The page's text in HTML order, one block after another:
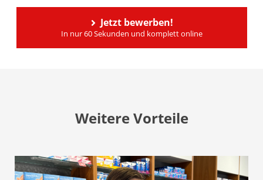
Jetzt bewerben!
In nur 60 Sekunden und komplett online
Weitere Vorteile